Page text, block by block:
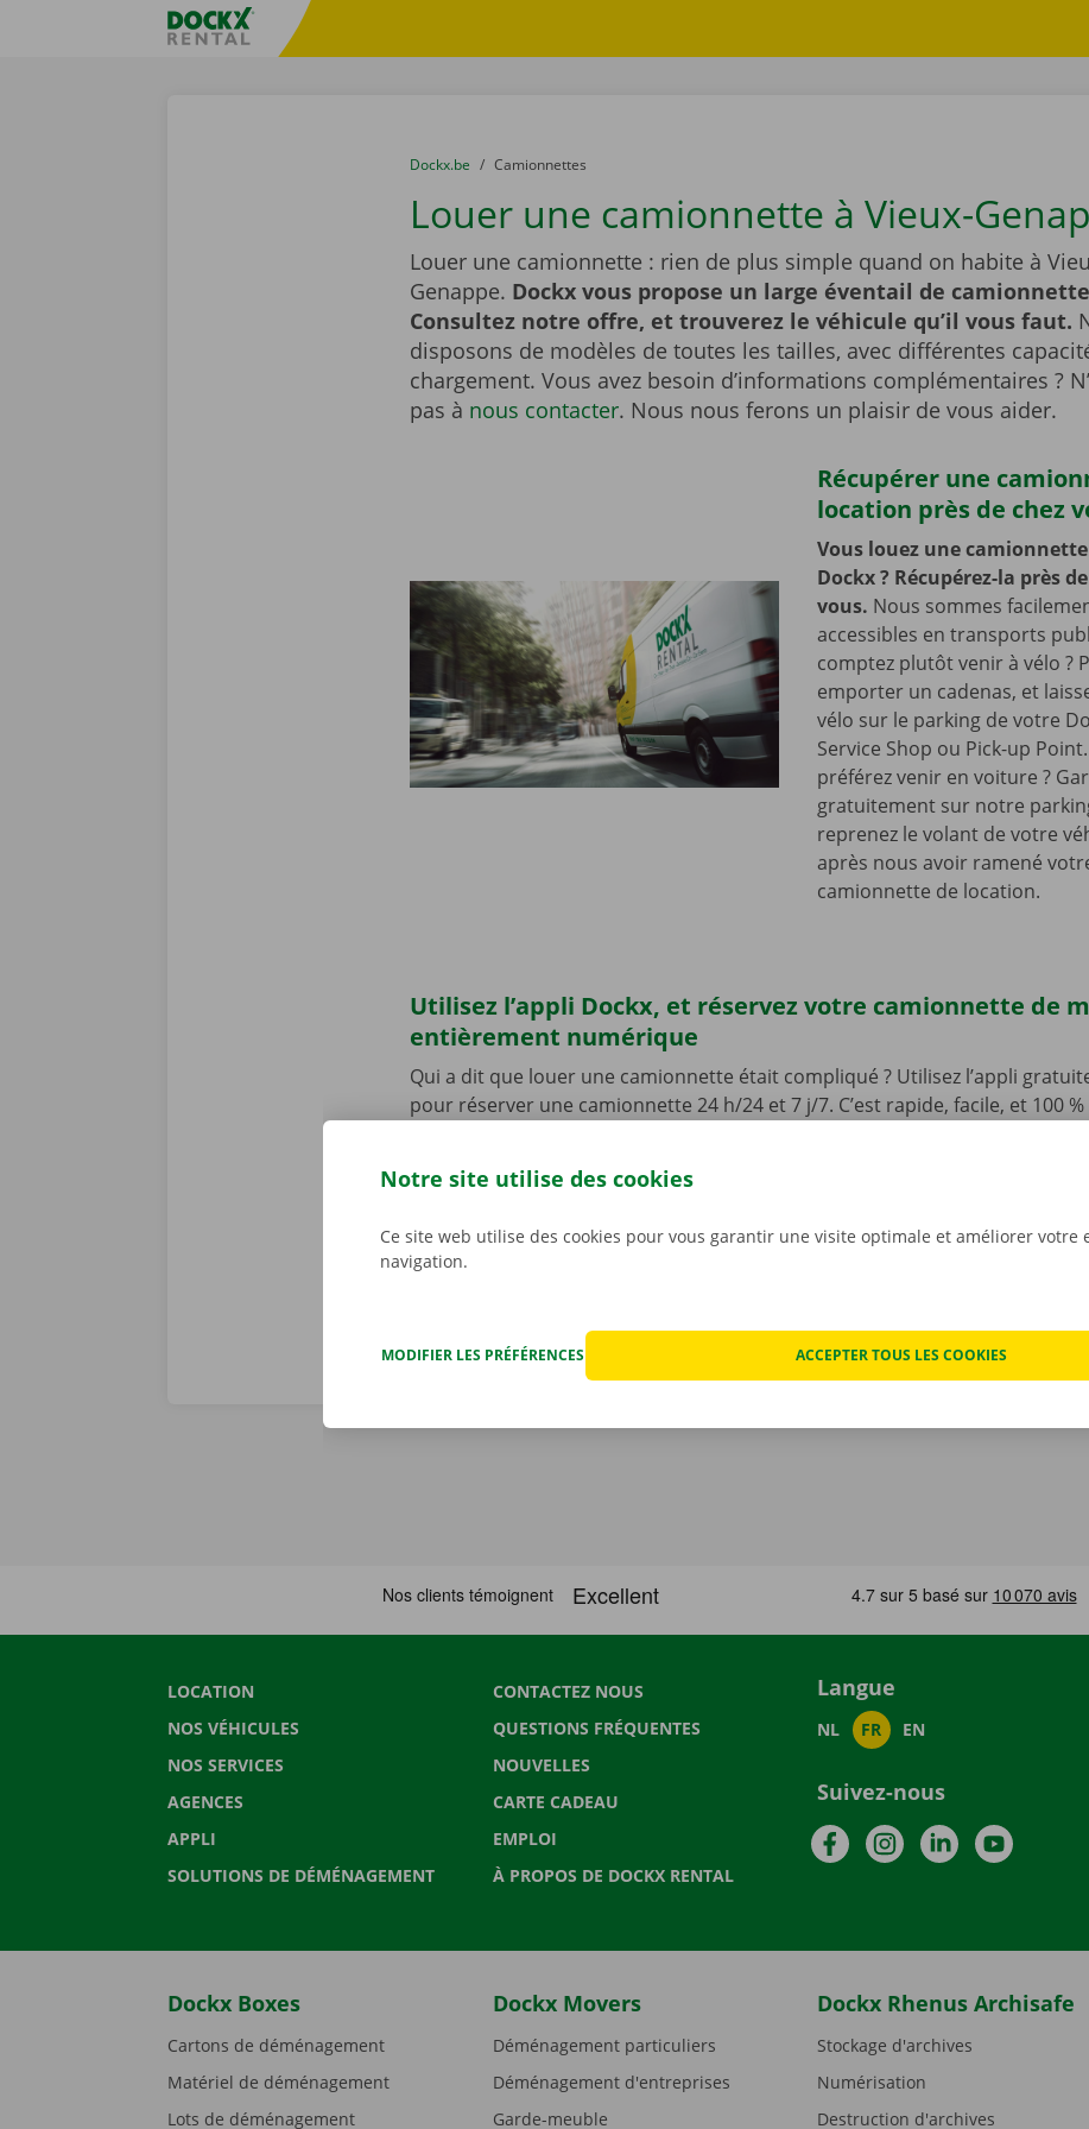
sitename
You are here:
du
Dockx.be to
Camionnettes
Louer une camionnette à Vieux-
Louer une camionnette : rien de plus simple quand on habite à
Genappe. Dockx vous propose un large éventail de
Consultez notre offre, et trouverez le véhicule qu’il vous faut.
disposons de modèles de toutes les tailles, avec différentes
chargement. Vous avez besoin d’informations complémentaires ?
pas à nous contacter. Nous nous ferons un plaisir de vous aider.
Récupérer une
location près de chez
Vous louez une
Dockx ? Récupérez-la près
vous. Nous sommes
accessibles en transports
comptez plutôt venir à vélo ?
emporter un cadenas, et
vélo sur le parking de votre
Service Shop ou Pick-up
préférez venir en voiture ?
gratuitement sur notre
reprenez le volant de votre
après nous avoir ramené
camionnette de location.
Utilisez l’appli Dockx, et réservez votre camionnette de
entièrement numérique
Qui a dit que louer une camionnette était compliqué ? Utilisez l’appli
pour réserver une camionnette 24 h/24 et 7 j/7. C’est rapide, facile, et 100 %
numérique. Téléchargez notre appli gratuite pour
LOCATION
NOS VÉHICULES
NOS SERVICES
AGENCES
APPLI
SOLUTIONS DE DÉMÉNAGEMENT
CONTACTEZ NOUS
QUESTIONS FRÉQUENTES
NOUVELLES
CARTE CADEAU
EMPLOI
À PROPOS DE DOCKX RENTAL
Langue
NL FR EN
Suivez-nous
FacebookInstagramLinkedInYouTube
Dockx Boxes
Cartons de déménagement
Matériel de déménagement
Lots de déménagement
Dockx Movers
Déménagement particuliers
Déménagement d'entreprises
Garde-meuble
Dockx Rhenus Archisafe
Stockage d'archives
Numérisation
Destruction d'archives
Notre site utilise des cookies
Ce site web utilise des cookies pour vous garantir une visite optimale et améliorer votre
navigation.
MODIFIER LES PRÉFÉRENCES ACCEPTER TOUS LES COOKIES